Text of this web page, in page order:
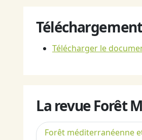
Télécharger le
La revue Forêt
Forêt méditerranéenne